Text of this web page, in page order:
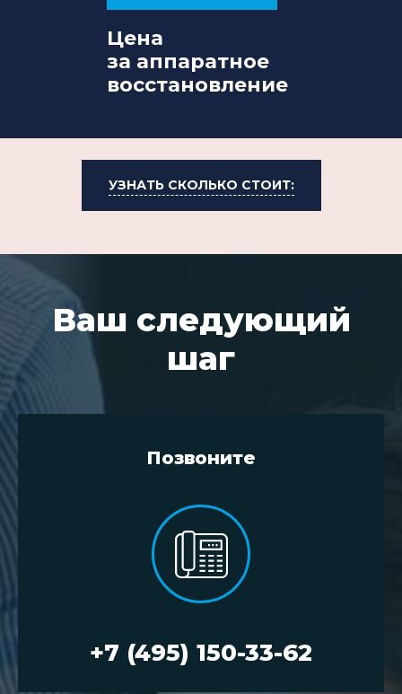
Цена
за аппаратное
восстановление
УЗНАТЬ СКОЛЬКО СТОИТ:
Ваш следующий
шаг
Позвоните
+7 (495) 150-33-62